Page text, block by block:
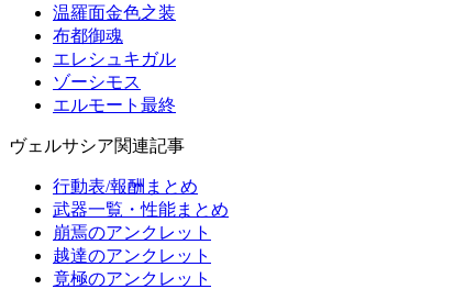
温羅面金色之装
布都御魂
エレシュキガル
ゾーシモス
エルモート最終
ヴェルサシア関連記事
行動表/報酬まとめ
武器一覧・性能まとめ
崩焉のアンクレット
越達のアンクレット
竟極のアンクレット